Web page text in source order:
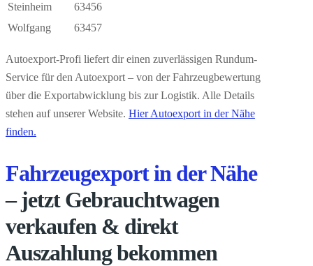
Steinheim
63456
Wolfgang
63457
Autoexport-Profi liefert dir einen zuverlässigen Rundum-
Service für den Autoexport – von der Fahrzeugbewertung
über die Exportabwicklung bis zur Logistik. Alle Details
stehen auf unserer Website. Hier Autoexport in der Nähe
finden.
Fahrzeugexport in der Nähe
– jetzt Gebrauchtwagen
verkaufen & direkt
Auszahlung bekommen